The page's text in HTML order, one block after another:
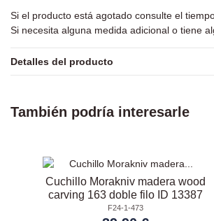
Si el producto está agotado consulte el
Si necesita alguna medida adicional o tiene
Detalles del producto
También podría interesarle
Cuchillo Morakniv madera wood
carving 163 doble filo ID 13387
F24-1-473